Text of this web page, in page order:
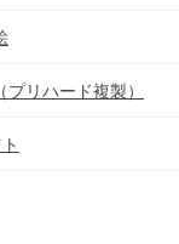
リハード複製）